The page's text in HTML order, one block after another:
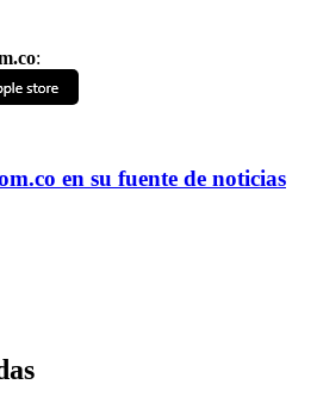
:
en su fuente de noticias